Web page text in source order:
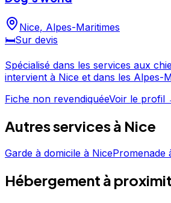
Nice, Alpes-Maritimes
🛏️Sur devis
Spécialisé dans les services aux
intervient à Nice et dans les Alpes-
garde de votre chien. Dog's world est un professionnel
Fiche non revendiquéeVoir le profil
Autres services à Nice
Garde à domicile à NicePromenade
Hébergement à